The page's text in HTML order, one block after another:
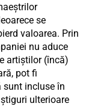
se
valoarea. Prin
nu aduce
artiștilor (încă)
pot fi
sunt incluse în
ulterioare